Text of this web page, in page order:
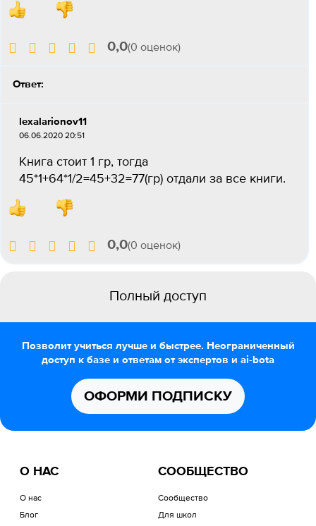
0,0(0 оценок)
Ответ:
lexalarionov11
06.06.2020 20:51
Книга стоит 1 гр, тогда
45*1+64*1/2=45+32=77(гр) отдали за все книги.
0,0(0 оценок)
Полный доступ
Позволит учиться лучше и быстрее. Неограниченный
доступ к базе и ответам от экспертов и ai-bota
ОФОРМИ ПОДПИСКУ
О НАС
О нас
Блог
СООБЩЕСТВО
Сообщество
Для школ